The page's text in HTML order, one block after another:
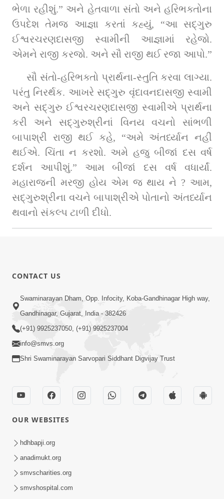
ભેળા રહીશું.” અને હેતવાળા સંતો અને હરિભક્તોના
ઉપદેશ તેમજ આજ્ઞા કરતાં કહ્યું, “આ સદ્‌ગુરુ
ઈશ્વરચરણદાસજી સ્વામીની આજ્ઞામાં રહેજો.
એમને રાજી કરજો. અને સૌ રાજી થઈ રજા આપો.”
સૌ સંતો-હરિભક્તો પ્રાર્થના-સ્તુતિ કરવા લાગ્યા.
પરંતુ નિરર્થક. આખરે સદ્‌ગુરુ વૃંદાવનદાસજી સ્વામી
અને સદ્‌ગુરુ ઈશ્વરચરણદાસજી સ્વામીએ પ્રાર્થના
કરી અને સદ્‌ગુરુશ્રીનાં વિનય વચનો સાંભળી
બાપાશ્રી રાજી થઈ કહે, “અમે અંતર્ધ્યાન નહીં
થઈએ. ચિંતા ન કરશો. અમે હજુ બીજાં દસ વર્ષ
દર્શન આપીશું.” આમ બીજાં દસ વર્ષ વધાર્યાં.
મહારાજની મરજી હોય એમ જ થાય ને ? આમ,
સદ્‌ગુરુશ્રીના વચને બાપાશ્રીએ પોતાનો અંતર્ધ્યાન
થવાનો સંકલ્પ ટાળી દીધો.
CONTACT US
Swaminarayan Dham, Opp. Infocity, Koba-Gandhinagar High way,
Gandhinagar, Gujarat, India - 382426
(+91) 9925237050, (+91) 9925237004
info@smvs.org
Shri Swaminarayan Sarvopari Siddhant Digvijay Trust
OUR WEBSITES
hdhbapji.org
anadimukt.org
smvscharities.org
smvshospital.com